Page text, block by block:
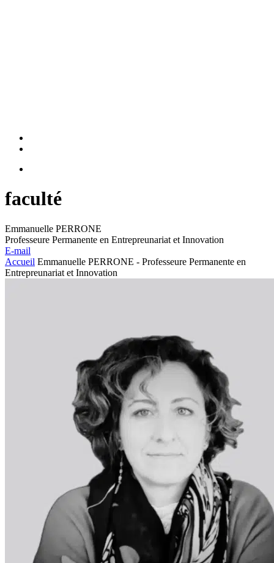
faculté
Emmanuelle PERRONE
Professeure Permanente en Entrepreunariat et Innovation
E-mail
Accueil Emmanuelle PERRONE - Professeure Permanente en
Entrepreunariat et Innovation